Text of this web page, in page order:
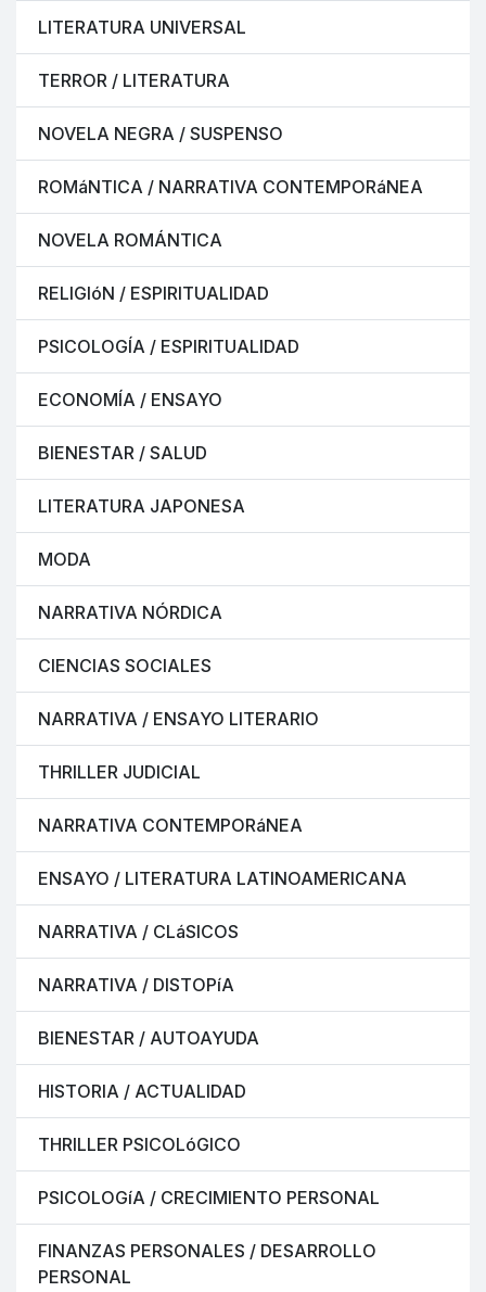
LITERATURA UNIVERSAL
TERROR / LITERATURA
NOVELA NEGRA / SUSPENSO
ROMáNTICA / NARRATIVA CONTEMPORáNEA
NOVELA ROMÁNTICA
RELIGIóN / ESPIRITUALIDAD
PSICOLOGÍA / ESPIRITUALIDAD
ECONOMÍA / ENSAYO
BIENESTAR / SALUD
LITERATURA JAPONESA
MODA
NARRATIVA NÓRDICA
CIENCIAS SOCIALES
NARRATIVA / ENSAYO LITERARIO
THRILLER JUDICIAL
NARRATIVA CONTEMPORáNEA
ENSAYO / LITERATURA LATINOAMERICANA
NARRATIVA / CLáSICOS
NARRATIVA / DISTOPíA
BIENESTAR / AUTOAYUDA
HISTORIA / ACTUALIDAD
THRILLER PSICOLóGICO
PSICOLOGíA / CRECIMIENTO PERSONAL
FINANZAS PERSONALES / DESARROLLO
PERSONAL